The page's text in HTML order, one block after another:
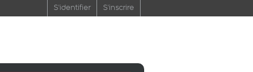
S'identifier S'inscrire